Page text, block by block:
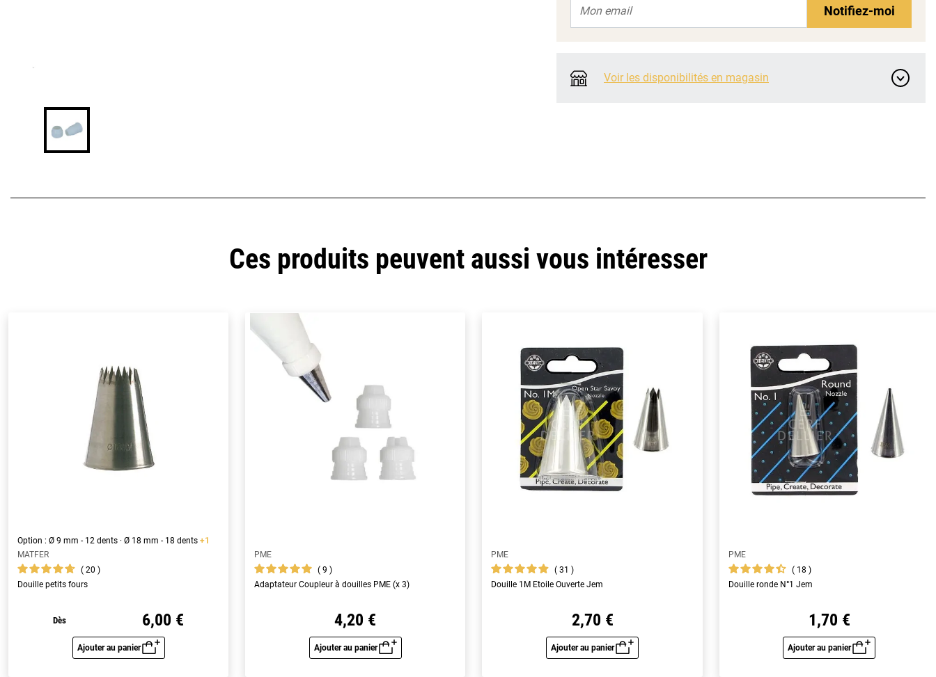
Notifiez-moi
Voir les disponibilités en magasin
Ces produits peuvent aussi vous intéresser
Option : Ø 9 mm - 12 dents · Ø 18 mm - 18 dents +1
MATFER
20
Douille petits fours
Dès 6,00 €
Ajouter au panier
Aperçu rapide
PME
9
Adaptateur Coupleur à douilles PME (x 3)
4,20 €
Ajouter au panier
Aperçu rapide
PME
31
Douille 1M Etoile Ouverte Jem
2,70 €
Ajouter au panier
Aperçu rapide
PME
18
Douille ronde N°1 Jem
1,70 €
Ajouter au panier
Aperçu rapide